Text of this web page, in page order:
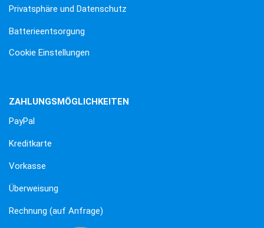
Privatsphäre und Datenschutz
Batterieentsorgung
Cookie Einstellungen
ZAHLUNGSMÖGLICHKEITEN
PayPal
Kreditkarte
Vorkasse
Überweisung
Rechnung (auf Anfrage)